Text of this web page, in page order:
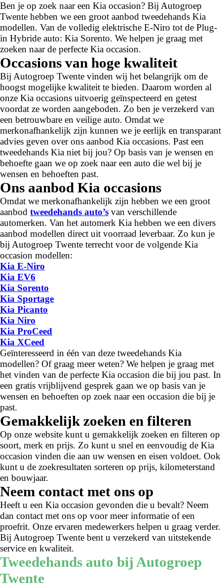
Ben je op zoek naar een Kia occasion? Bij Autogroep
Twente hebben we een groot aanbod tweedehands Kia
modellen. Van de volledig elektrische E-Niro tot de Plug-
in Hybride auto: Kia Sorento. We helpen je graag met
zoeken naar de perfecte Kia occasion.
Occasions van hoge kwaliteit
Bij Autogroep Twente vinden wij het belangrijk om de
hoogst mogelijke kwaliteit te bieden. Daarom worden al
onze Kia occasions uitvoerig geïnspecteerd en getest
voordat ze worden aangeboden. Zo ben je verzekerd van
een betrouwbare en veilige auto. Omdat we
merkonafhankelijk zijn kunnen we je eerlijk en transparant
advies geven over ons aanbod Kia occasions. Past een
tweedehands Kia niet bij jou? Op basis van je wensen en
behoefte gaan we op zoek naar een auto die wel bij je
wensen en behoeften past.
Ons aanbod Kia occasions
Omdat we merkonafhankelijk zijn hebben we een groot
aanbod tweedehands auto’s van verschillende
automerken. Van het automerk Kia hebben we een divers
aanbod modellen direct uit voorraad leverbaar. Zo kun je
bij Autogroep Twente terrecht voor de volgende Kia
occasion modellen:
Kia E-Niro
Kia EV6
Kia Sorento
Kia Sportage
Kia Picanto
Kia Niro
Kia ProCeed
Kia XCeed
Geïnteresseerd in één van deze tweedehands Kia
modellen? Of graag meer weten? We helpen je graag met
het vinden van de perfecte Kia occasion die bij jou past. In
een gratis vrijblijvend gesprek gaan we op basis van je
wensen en behoeften op zoek naar een occasion die bij je
past.
Gemakkelijk zoeken en filteren
Op onze website kunt u gemakkelijk zoeken en filteren op
soort, merk en prijs. Zo kunt u snel en eenvoudig de Kia
occasion vinden die aan uw wensen en eisen voldoet. Ook
kunt u de zoekresultaten sorteren op prijs, kilometerstand
en bouwjaar.
Neem contact met ons op
Heeft u een Kia occasion gevonden die u bevalt? Neem
dan contact met ons op voor meer informatie of een
proefrit. Onze ervaren medewerkers helpen u graag verder.
Bij Autogroep Twente bent u verzekerd van uitstekende
service en kwaliteit.
Tweedehands auto bij Autogroep
Twente